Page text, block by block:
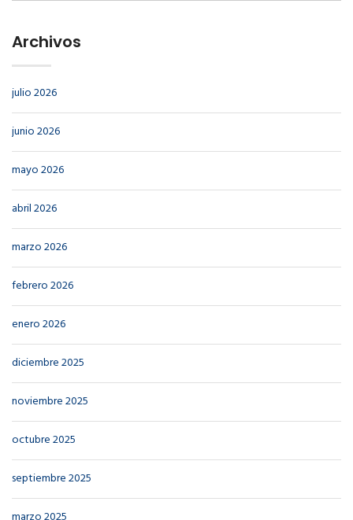
Archivos
julio 2026
junio 2026
mayo 2026
abril 2026
marzo 2026
febrero 2026
enero 2026
diciembre 2025
noviembre 2025
octubre 2025
septiembre 2025